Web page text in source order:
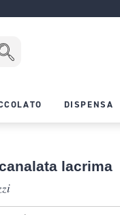
DISPENSA
lacrima